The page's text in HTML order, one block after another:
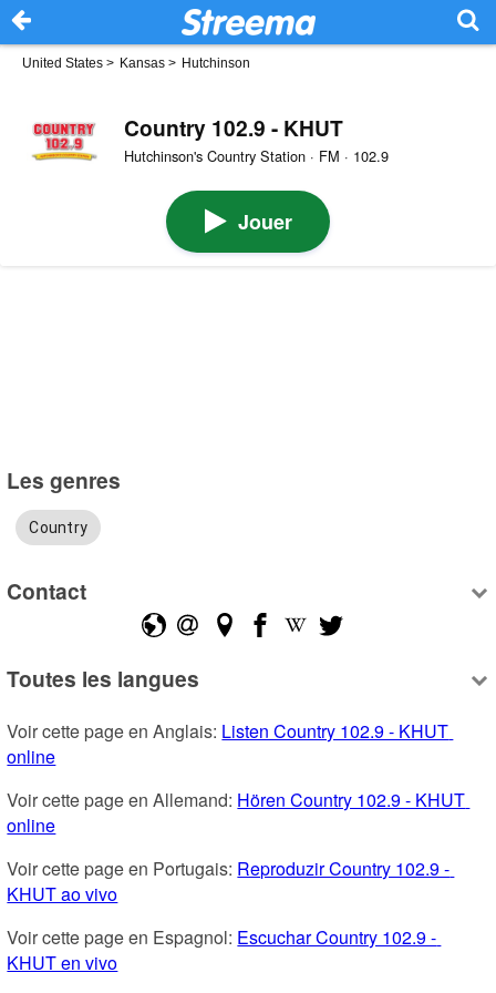
United States > Kansas > Hutchinson
Country 102.9 - KHUT
Hutchinson's Country Station · FM · 102.9
Jouer
Les genres
Country
Contact
Toutes les langues
Voir cette page en Anglais: Listen Country 102.9 - KHUT
online
Voir cette page en Allemand: Hören Country 102.9 - KHUT
online
Voir cette page en Portugais: Reproduzir Country 102.9 -
KHUT ao vivo
Voir cette page en Espagnol: Escuchar Country 102.9 -
KHUT en vivo